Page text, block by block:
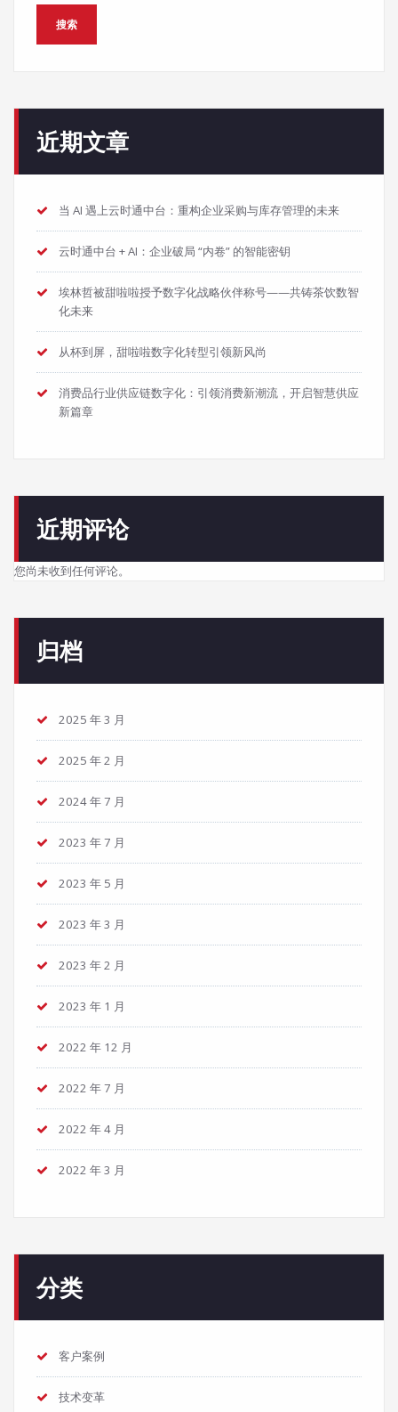
搜索
近期文章
当 AI 遇上云时通中台：重构企业采购与库存管理的未来
云时通中台 + AI：企业破局 “内卷” 的智能密钥
埃林哲被甜啦啦授予数字化战略伙伴称号——共铸茶饮数智
化未来
从杯到屏，甜啦啦数字化转型引领新风尚
消费品行业供应链数字化：引领消费新潮流，开启智慧供应
新篇章
近期评论
您尚未收到任何评论。
归档
2025 年 3 月
2025 年 2 月
2024 年 7 月
2023 年 7 月
2023 年 5 月
2023 年 3 月
2023 年 2 月
2023 年 1 月
2022 年 12 月
2022 年 7 月
2022 年 4 月
2022 年 3 月
分类
客户案例
技术变革